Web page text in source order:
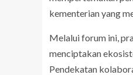
kementerian yang
Melalui forum ini,
menciptakan
Pendekatan